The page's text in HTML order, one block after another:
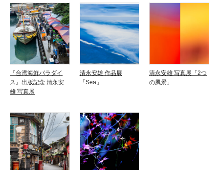
『台湾海鮮パラダイ
ス』出版記念 清永安
雄 写真展
清永安雄 作品展
「Sea」
清永安雄 写真展「2つ
の風景」